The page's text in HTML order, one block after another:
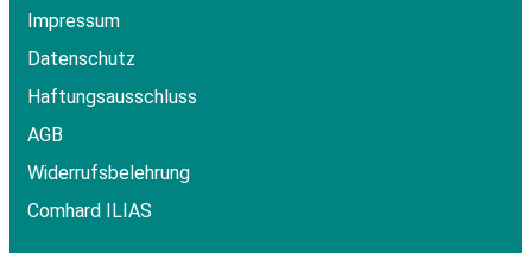
Impressum
Datenschutz
Haftungsausschluss
AGB
Widerrufsbelehrung
Comhard ILIAS